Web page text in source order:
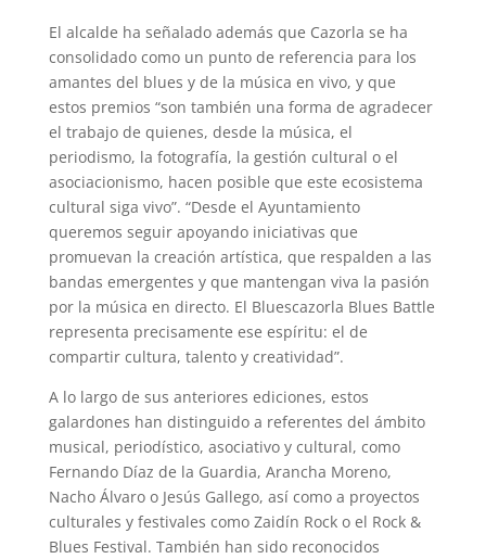
El alcalde ha señalado además que Cazorla se ha
consolidado como un punto de referencia para los
amantes del blues y de la música en vivo, y que
estos premios “son también una forma de agradecer
el trabajo de quienes, desde la música, el
periodismo, la fotografía, la gestión cultural o el
asociacionismo, hacen posible que este ecosistema
cultural siga vivo”. “Desde el Ayuntamiento
queremos seguir apoyando iniciativas que
promuevan la creación artística, que respalden a las
bandas emergentes y que mantengan viva la pasión
por la música en directo. El Bluescazorla Blues Battle
representa precisamente ese espíritu: el de
compartir cultura, talento y creatividad”.
A lo largo de sus anteriores ediciones, estos
galardones han distinguido a referentes del ámbito
musical, periodístico, asociativo y cultural, como
Fernando Díaz de la Guardia, Arancha Moreno,
Nacho Álvaro o Jesús Gallego, así como a proyectos
culturales y festivales como Zaidín Rock o el Rock &
Blues Festival. También han sido reconocidos